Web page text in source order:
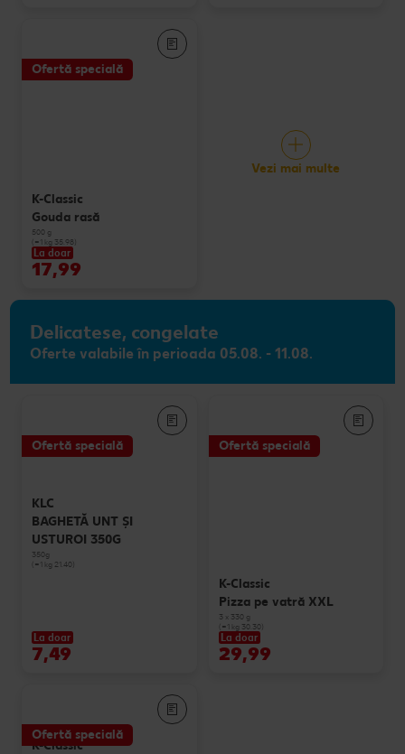
Ofertă specială
K-Classic
Gouda rasă
500 g
(=1 kg 35.98)
La doar
17,99
Vezi mai multe
Delicatese, congelate
Oferte valabile în perioada 05.08. - 11.08.
Ofertă specială
KLC
BAGHETĂ UNT ȘI
USTUROI 350G
350g
(=1 kg 21.40)
La doar
7,49
Ofertă specială
K-Classic
Pizza pe vatră XXL
3 x 330 g
(=1 kg 30.30)
La doar
29,99
Ofertă specială
K-Classic